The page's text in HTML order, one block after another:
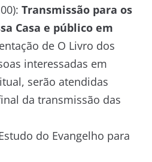
Transmissão para os
Casa e público em
de O Livro dos
interessadas em
serão atendidas
da transmissão das
do Evangelho para